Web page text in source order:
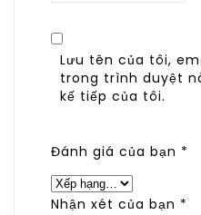
Lưu tên của tôi,
trong trình duyệt
kế tiếp của tôi.
Đánh giá của bạn *
Nhận xét của bạn *